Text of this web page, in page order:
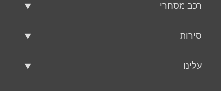
רכב מסחרי
סירות
עלינו